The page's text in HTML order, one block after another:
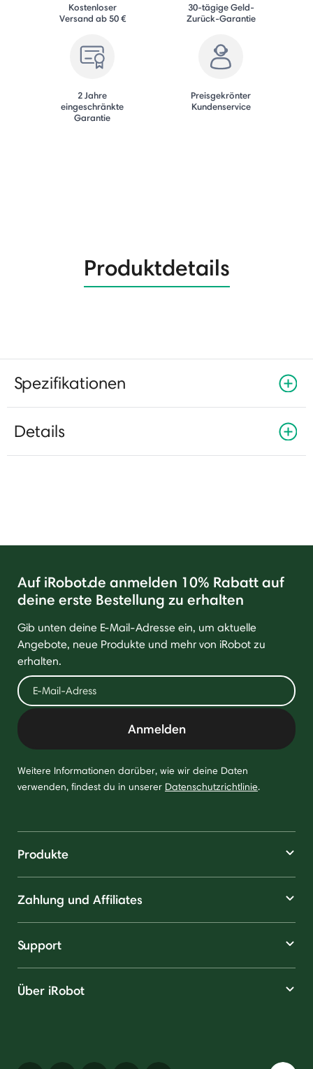
Kostenloser
Versand ab 50 €
30-tägige Geld-
Zurück-Garantie
2 Jahre
eingeschränkte
Garantie
Preisgekrönter
Kundenservice
Produktdetails
Spezifikationen
Details
Auf iRobot.de anmelden 10% Rabatt auf
deine erste Bestellung zu erhalten
Gib unten deine E-Mail-Adresse ein, um aktuelle
Angebote, neue Produkte und mehr von iRobot zu
erhalten.
Anmelden
Weitere Informationen darüber, wie wir deine Daten
verwenden, findest du in unserer Datenschutzrichtlinie.
Produkte
Zahlung und Affiliates
Support
Über iRobot